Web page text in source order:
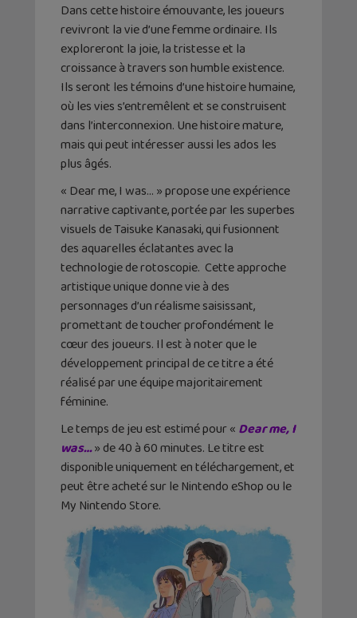
Dans cette histoire émouvante, les joueurs
revivront la vie d’une femme ordinaire. Ils
exploreront la joie, la tristesse et la
croissance à travers son humble existence.
Ils seront les témoins d’une histoire humaine,
où les vies s’entremêlent et se construisent
dans l’interconnexion. Une histoire mature,
mais qui peut intéresser aussi les ados les
plus âgés.
« Dear me, I was… » propose une expérience
narrative captivante, portée par les superbes
visuels de Taisuke Kanasaki, qui fusionnent
des aquarelles éclatantes avec la
technologie de rotoscopie. Cette approche
artistique unique donne vie à des
personnages d’un réalisme saisissant,
promettant de toucher profondément le
cœur des joueurs. Il est à noter que le
développement principal de ce titre a été
réalisé par une équipe majoritairement
féminine.
Le temps de jeu est estimé pour « Dear me, I
was…» de 40 à 60 minutes. Le titre est
disponible uniquement en téléchargement, et
peut être acheté sur le Nintendo eShop ou le
My Nintendo Store.